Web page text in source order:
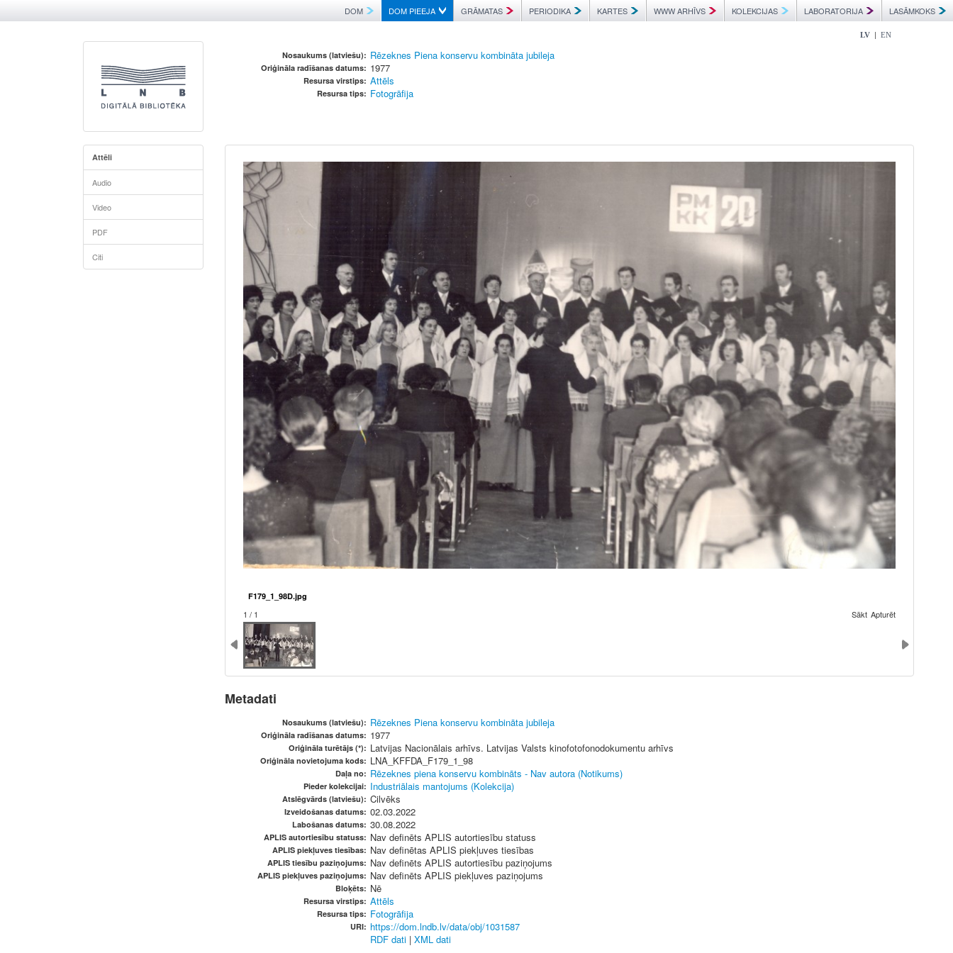
DOM DOM PIEEJA GRĀMATAS PERIODIKA KARTES WWW ARHĪVS KOLEKCIJAS LABORATORIJA LASĀMKOKS
LV | EN
Nosaukums (latviešu): Rēzeknes Piena konservu kombināta jubileja
Oriģināla radīšanas datums: 1977
Resursa virstips: Attēls
Resursa tips: Fotogrāfija
Attēli
Audio
Video
PDF
Citi
F179_1_98D.jpg
1 / 1 Sākt Apturēt
Metadati
Nosaukums (latviešu): Rēzeknes Piena konservu kombināta jubileja
Oriģināla radīšanas datums: 1977
Oriģināla turētājs (*): Latvijas Nacionālais arhīvs. Latvijas Valsts kinofotofonodokumentu arhīvs
Oriģināla novietojuma kods: LNA_KFFDA_F179_1_98
Daļa no: Rēzeknes piena konservu kombināts - Nav autora (Notikums)
Pieder kolekcijai: Industriālais mantojums (Kolekcija)
Atslēgvārds (latviešu): Cilvēks
Izveidošanas datums: 02.03.2022
Labošanas datums: 30.08.2022
APLIS autortiesību statuss: Nav definēts APLIS autortiesību statuss
APLIS piekļuves tiesības: Nav definētas APLIS piekļuves tiesības
APLIS tiesību paziņojums: Nav definēts APLIS autortiesību paziņojums
APLIS piekļuves paziņojums: Nav definēts APLIS piekļuves paziņojums
Bloķēts: Nē
Resursa virstips: Attēls
Resursa tips: Fotogrāfija
URI: https://dom.lndb.lv/data/obj/1031587
RDF dati | XML dati